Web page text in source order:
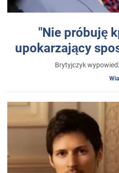
"Nie próbuję
upokarzający
Brytyjczyk